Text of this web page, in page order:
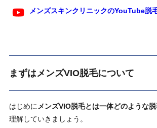
メンズスキンクリニックのYouTube脱
まずはメンズVIO脱毛について
はじめに メンズVIO脱毛とは一体どのような
理解していきましょう。